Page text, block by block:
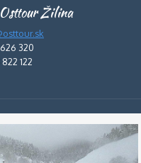
Žilina
320
122